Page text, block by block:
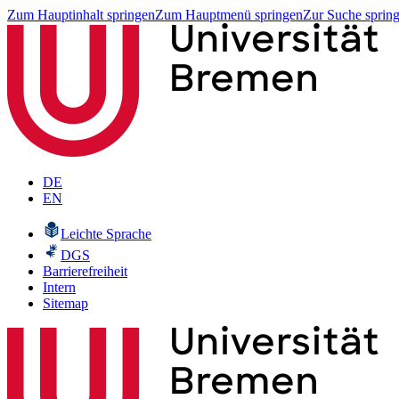
Zum Hauptinhalt springenZum Hauptmenü springenZur Suche
DE
EN
Leichte Sprache
DGS
Barrierefreiheit
Intern
Sitemap